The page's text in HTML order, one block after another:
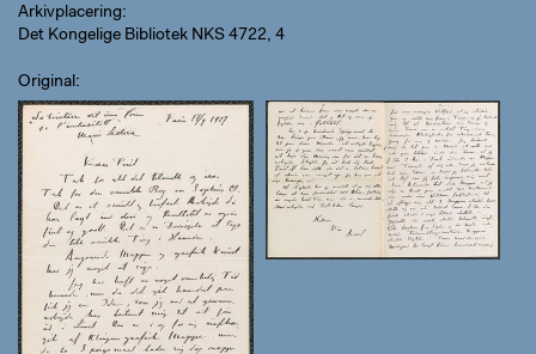
Arkivplacering
Det Kongelige Bibliotek NKS 4722, 4
Original